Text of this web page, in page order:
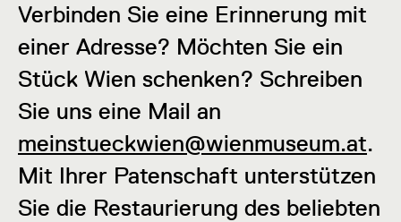
Verbinden Sie eine Erinnerung mit
einer Adresse? Möchten Sie ein
Stück Wien schenken? Schreiben
Sie uns eine Mail an
meinstueckwien@wienmuseum.at.
Mit Ihrer Patenschaft unterstützen
Sie die Restaurierung des beliebten